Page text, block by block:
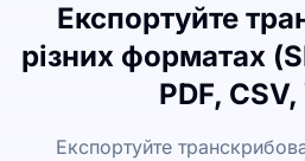
Експортуйте
різних форматах
PDF,
Експортуйте